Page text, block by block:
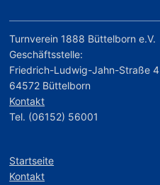
Turnverein 1888 Büttelborn e.V.
Geschäftsstelle:
Friedrich-Ludwig-Jahn-Straße 4
64572 Büttelborn
Kontakt
Tel. (06152) 56001
Startseite
Kontakt